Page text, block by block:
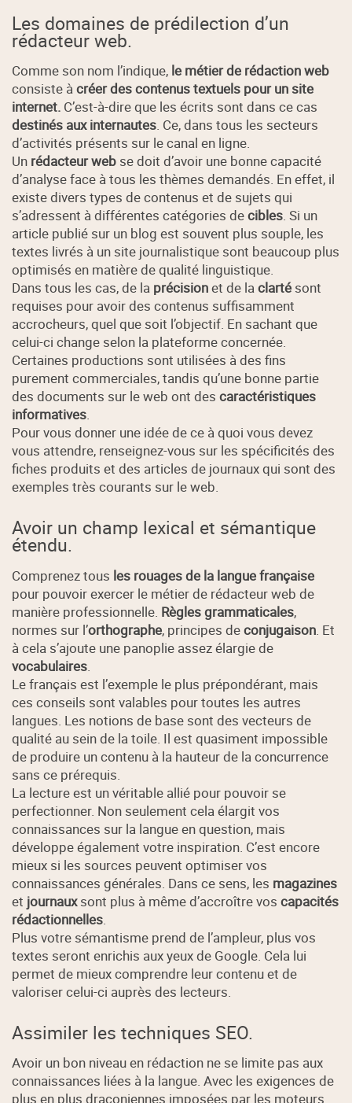
Les domaines de prédilection d’un
rédacteur web.
Comme son nom l’indique, le métier de rédaction web
consiste àcréer des contenus textuels pour un site
internet. C’est-à-dire que les écrits sont dans ce cas
destinés aux internautes. Ce, dans tous les secteurs
d’activités présents sur le canal en ligne.
Un rédacteur web se doit d’avoir une bonne capacité
d’analyse face à tous les thèmes demandés. En effet, il
existe divers types de contenus et de sujets qui
s’adressent à différentes catégories decibles. Si un
article publié sur un blog est souvent plus souple, les
textes livrés à un site journalistique sont beaucoup plus
optimisés en matière de qualité linguistique.
Dans tous les cas, de la précisionet de laclarté sont
requises pour avoir des contenus suffisamment
accrocheurs, quel que soit l’objectif. En sachant que
celui-ci change selon la plateforme concernée.
Certaines productions sont utilisées à des fins
purement commerciales, tandis qu’une bonne partie
des documents sur le web ont descaractéristiques
informatives.
Pour vous donner une idée de ce à quoi vous devez
vous attendre, renseignez-vous sur les spécificités des
fiches produits et des articles de journaux qui sont des
exemples très courants sur le web.
Avoir un champ lexical et sémantique
étendu.
Comprenez tous les rouages de la langue française
pour pouvoir exercer le métier de rédacteur web de
manière professionnelle. Règles grammaticales,
normes sur l’orthographe, principes deconjugaison. Et
à cela s’ajoute une panoplie assez élargie de
vocabulaires.
Le français est l’exemple le plus prépondérant, mais
ces conseils sont valables pour toutes les autres
langues. Les notions de base sont des vecteurs de
qualité au sein de la toile. Il est quasiment impossible
de produire un contenu à la hauteur de la concurrence
sans ce prérequis.
La lecture est un véritable allié pour pouvoir se
perfectionner. Non seulement cela élargit vos
connaissances sur la langue en question, mais
développe également votre inspiration. C’est encore
mieux si les sources peuvent optimiser vos
connaissances générales. Dans ce sens, les magazines
et journauxsont plus à même d’accroître voscapacités
rédactionnelles.
Plus votre sémantisme prend de l’ampleur, plus vos
textes seront enrichis aux yeux de Google. Cela lui
permet de mieux comprendre leur contenu et de
valoriser celui-ci auprès des lecteurs.
Assimiler les techniques SEO.
Avoir un bon niveau en rédaction ne se limite pas aux
connaissances liées à la langue. Avec les exigences de
plus en plus draconiennes imposées par les moteurs